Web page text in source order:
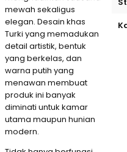
mewah sekaligus
elegan. Desain khas
Turki yang memadukan
detail artistik, bentuk
yang berkelas, dan
warna putih yang
menawan membuat
produk ini banyak
diminati untuk kamar
utama maupun hunian
modern.